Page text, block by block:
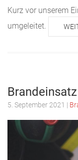
Kurz vor unserem
umgeleitet.
5. September 2021 |